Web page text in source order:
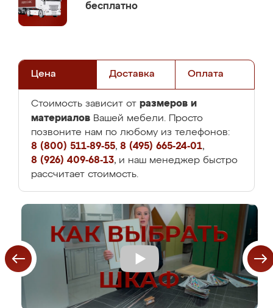
бесплатно
Цена Доставка Оплата
Стоимость зависит от размеров и
материалов Вашей мебели. Просто
позвоните нам по любому из телефонов:
8 (800) 511-89-55, 8 (495) 665-24-01,
8 (926) 409-68-13, и наш менеджер быстро
рассчитает стоимость.